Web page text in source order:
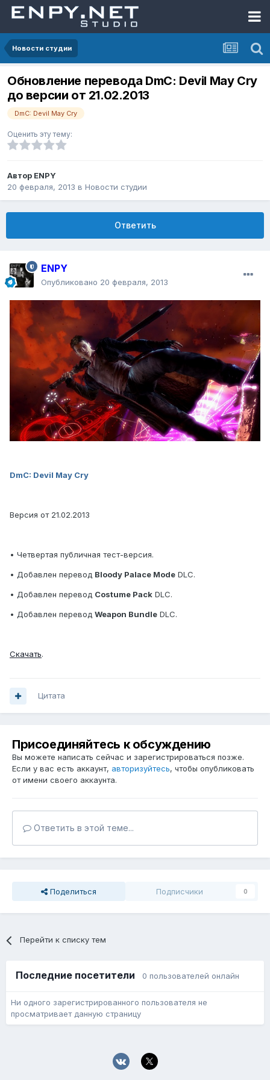
Новости студии
Обновление перевода DmC: Devil May Cry
до версии от 21.02.2013
DmC: Devil May Cry
Оценить эту тему:
Автор ENPY
20 февраля, 2013 в Новости студии
Ответить
ENPY
Опубликовано 20 февраля, 2013
DmC: Devil May Cry
Версия от 21.02.2013
• Четвертая публичная тест-версия.
• Добавлен перевод Bloody Palace Mode DLC.
• Добавлен перевод Costume Pack DLC.
• Добавлен перевод Weapon Bundle DLC.
Скачать.
Цитата
Присоединяйтесь к обсуждению
Вы можете написать сейчас и зарегистрироваться позже.
Если у вас есть аккаунт, авторизуйтесь, чтобы опубликовать
от имени своего аккаунта.
Ответить в этой теме...
Поделиться Подписчики 0
Перейти к списку тем
Последние посетители 0 пользователей онлайн
Ни одного зарегистрированного пользователя не
просматривает данную страницу